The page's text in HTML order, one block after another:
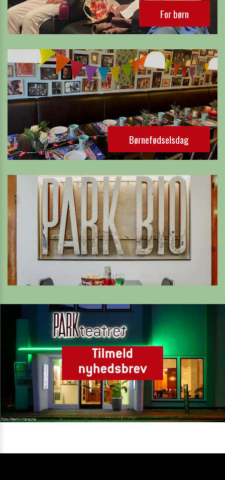
For børn
Børnefødselsdag